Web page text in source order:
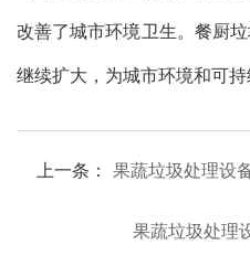
改善了城市环境卫生。餐厨
继续扩大，为城市环境和可持
上一条： 果蔬垃圾处理设
果蔬垃圾处理